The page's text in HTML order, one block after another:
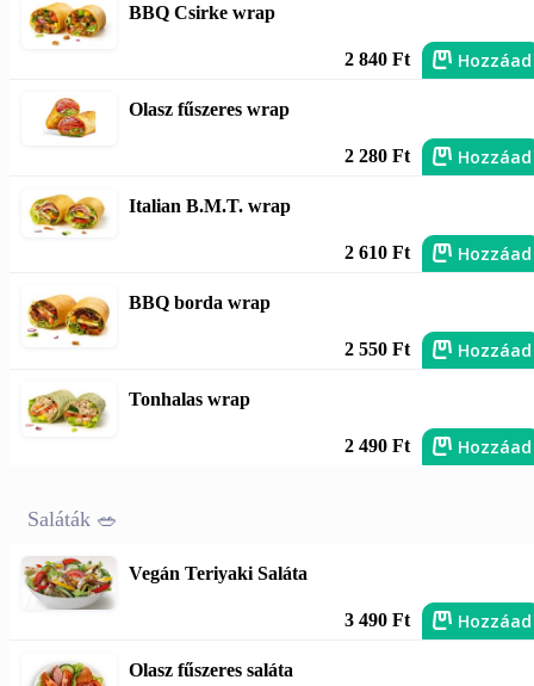
BBQ Csirke wrap
2 840 Ft Hozzáad
Olasz fűszeres wrap
2 280 Ft Hozzáad
Italian B.M.T. wrap
2 610 Ft Hozzáad
BBQ borda wrap
2 550 Ft Hozzáad
Tonhalas wrap
2 490 Ft Hozzáad
Saláták 🥗
Vegán Teriyaki Saláta
3 490 Ft Hozzáad
Olasz fűszeres saláta